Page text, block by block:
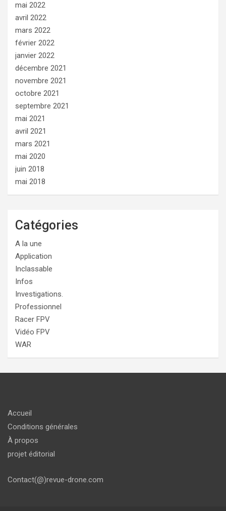
mai 2022
avril 2022
mars 2022
février 2022
janvier 2022
décembre 2021
novembre 2021
octobre 2021
septembre 2021
mai 2021
avril 2021
mars 2021
mai 2020
juin 2018
mai 2018
Catégories
A la une
Application
Inclassable
Infos
Investigations.
Professionnel
Racer FPV
Vidéo FPV
WAR
Accueil
Conditions générales
À propos
projet éditorial
Contact(@)revue-drone.com